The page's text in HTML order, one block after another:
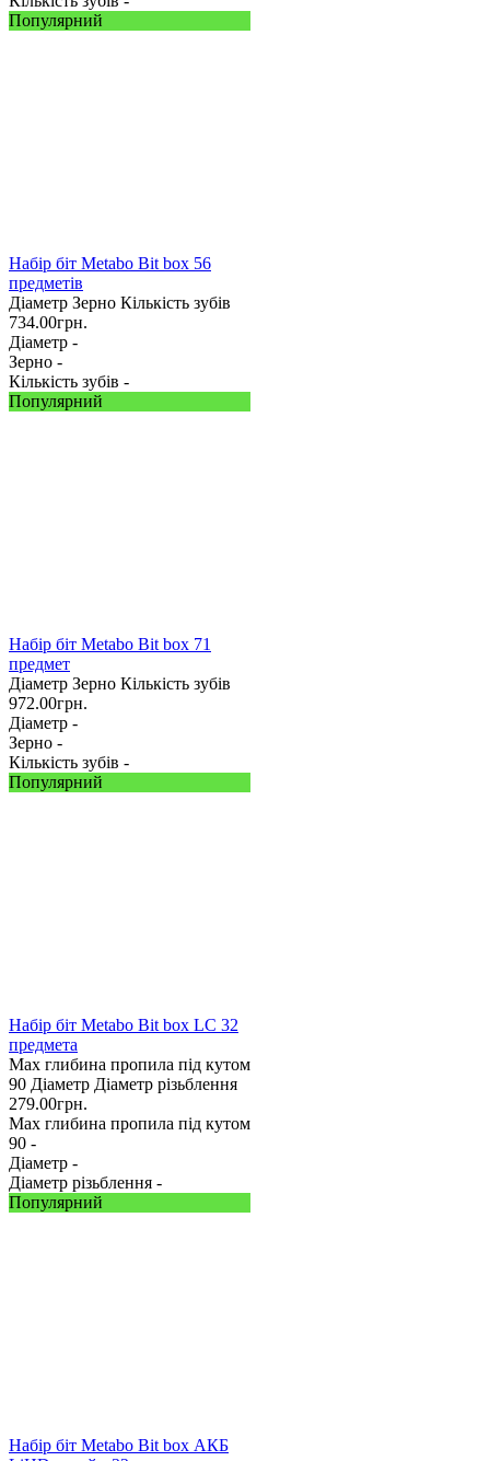
Популярний
Набір біт Metabo Bit box 56
предметів
Діаметр Зерно Кількість зубів
734.00грн.
Діаметр -
Зерно -
Кількість зубів -
Популярний
Набір біт Metabo Bit box 71
предмет
Діаметр Зерно Кількість зубів
972.00грн.
Діаметр -
Зерно -
Кількість зубів -
Популярний
Набір біт Metabo Bit box LC 32
предмета
Max глибина пропила під кутом
90 Діаметр Діаметр різьблення
279.00грн.
Max глибина пропила під кутом
90 -
Діаметр -
Діаметр різьблення -
Популярний
Набір біт Metabo Bit box АКБ